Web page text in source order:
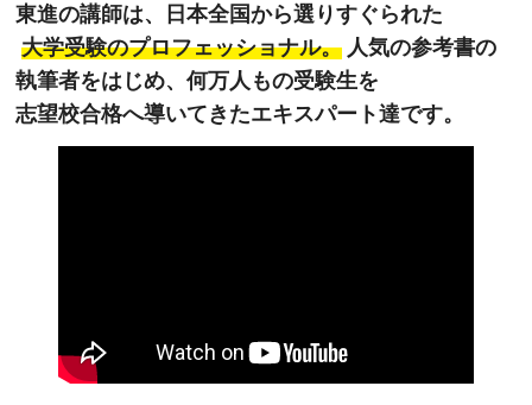
東進の講師は、日本全国から選りすぐられた
大学受験のプロフェッショナル。 人気の参考書の
執筆者をはじめ、何万人もの受験生を
志望校合格へ導いてきたエキスパート達です。